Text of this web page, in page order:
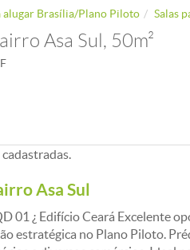
alugar Brasília/Plano Piloto Salas
Asa Sul, 50m²
Asa Sul
01 ¿ Edifício Ceará Excelente
estratégica no Plano Piloto.